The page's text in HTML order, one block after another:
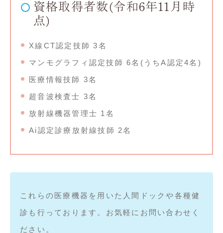
資格取得者数(令和6年11月時
点)
X線CT認定技師 3名
マンモグラフィ認定技師 6名(うちA認定4名)
医療情報技師 3名
超音波検査士 3名
放射線機器管理士 1名
Ai認定診療放射線技師 2名
これらの医療機器を用いた人間ドックや各種健
診も行っております。お気軽にお問い合わせく
ださい。